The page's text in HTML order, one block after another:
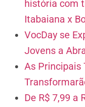
história com
Itabaiana x
VocDay se
Jovens a
As Principais
De R$ 7,99 a